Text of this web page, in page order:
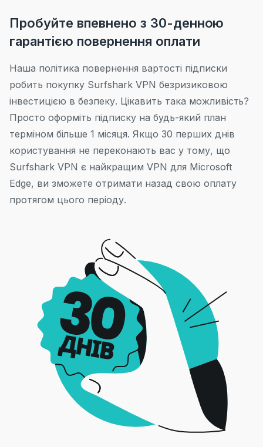
Пробуйте впевнено з 30-денною
гарантією повернення оплати
Наша політика повернення вартості підписки
робить покупку Surfshark VPN безризиковою
інвестицією в безпеку. Цікавить така можливість?
Просто оформіть підписку на будь-який план
терміном більше 1 місяця. Якщо 30 перших днів
користування не переконають вас у тому, що
Surfshark VPN є найкращим VPN для Microsoft
Edge, ви зможете отримати назад свою оплату
протягом цього періоду.